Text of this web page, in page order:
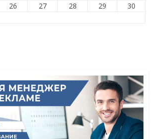
26 27 28 29
30